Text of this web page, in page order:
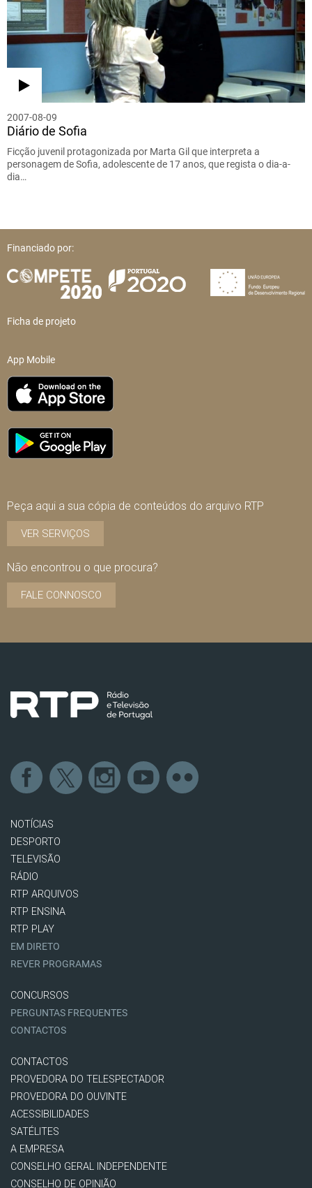
2007-08-09
Diário de Sofia
Ficção juvenil protagonizada por Marta Gil que interpreta a
personagem de Sofia, adolescente de 17 anos, que regista o dia-a-
dia…
Financiado por:
Ficha de projeto
App Mobile
Peça aqui a sua cópia de conteúdos do arquivo RTP
VER SERVIÇOS
Não encontrou o que procura?
FALE CONNOSCO
NOTÍCIAS
DESPORTO
TELEVISÃO
RÁDIO
RTP ARQUIVOS
RTP ENSINA
RTP PLAY
EM DIRETO
REVER PROGRAMAS
CONCURSOS
PERGUNTAS FREQUENTES
CONTACTOS
CONTACTOS
PROVEDORA DO TELESPECTADOR
PROVEDORA DO OUVINTE
ACESSIBILIDADES
SATÉLITES
A EMPRESA
CONSELHO GERAL INDEPENDENTE
CONSELHO DE OPINIÃO